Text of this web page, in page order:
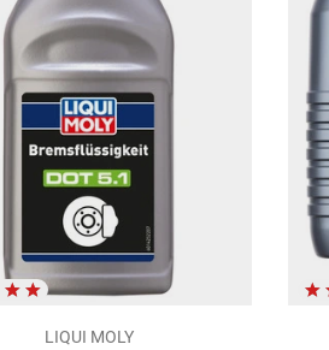
LIQUI MOLY